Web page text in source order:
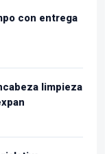
con entrega
limpieza